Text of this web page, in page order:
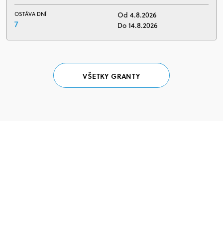
OSTÁVA DNÍ
7
Od 4.8.2026
Do 14.8.2026
VŠETKY GRANTY